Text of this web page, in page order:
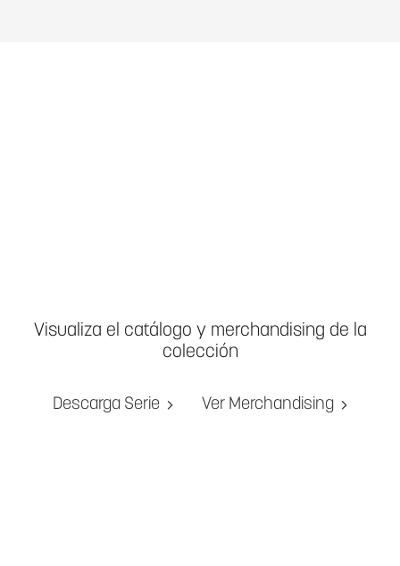
Visualiza el catálogo y merchandising de la
colección
Descarga Serie Ver Merchandising